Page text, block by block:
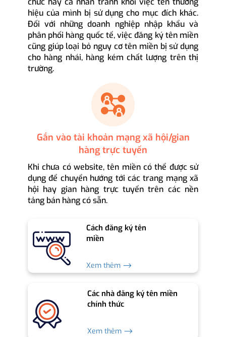
hiệu của mình bị sử dụng cho mục đích khác.
Đối với những doanh nghiệp nhập khẩu và
phân phối hàng quốc tế, việc đăng ký tên miền
cũng giúp loại bỏ nguy cơ tên miền bị sử dụng
cho hàng nhái, hàng kém chất lượng trên thị
trường.
Gắn vào tài khoản mạng xã hội/gian
hàng trực tuyến
Khi chưa có website, tên miền có thể được sử
dụng để chuyển hướng tới các trang mạng xã
hội hay gian hàng trực tuyến trên các nền
tảng bán hàng có sẵn.
Cách đăng ký tên
miền
Xem thêm ⟶
Các nhà đăng ký tên miền
chính thức
Xem thêm ⟶